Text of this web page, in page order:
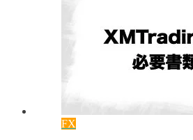
FX